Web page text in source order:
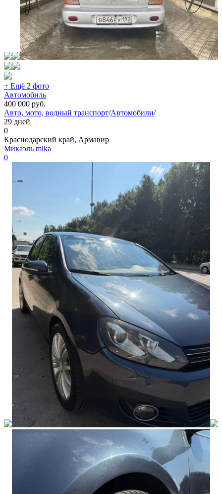
+ Ещё 2 фото
Автомобиль
400 000 руб.
Авто, мото, водный транспорт/Автомобили/
29 дней
0
Краснодарский край, Армавир
Микаэль mika
0